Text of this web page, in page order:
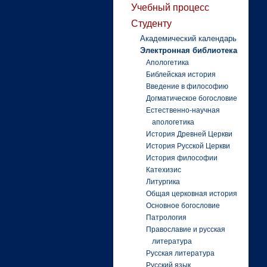
Учебный процесс
Студенту
Академический календарь
Электронная библиотека
Апологетика
Библейская история
Введение в философию
Догматическое богословие
Естественно-научная
апологетика
История Древней Церкви
История Русской Церкви
История философии
Катехизис
Литургика
Общая церковная история
Основное богословие
Патрология
Православие и русская
литература
Русская литература
Русский язык